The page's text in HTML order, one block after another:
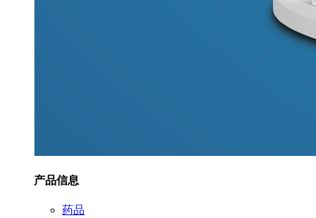
产品信息
药品